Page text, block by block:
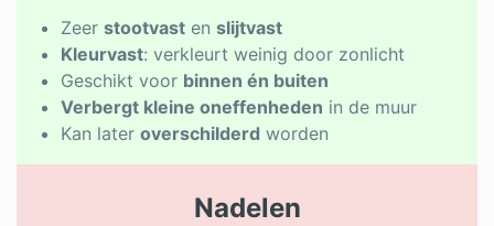
Zeer stootvast en slijtvast
Kleurvast: verkleurt weinig door zonlicht
Geschikt voor binnen én buiten
Verbergt kleine oneffenheden in de muur
Kan later overschilderd worden
Nadelen